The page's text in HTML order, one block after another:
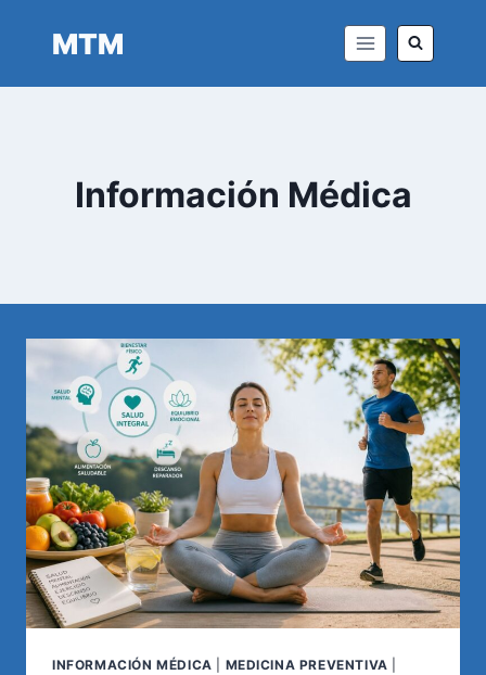
MTM
Información Médica
INFORMACIÓN MÉDICA MEDICINA PREVENTIVA